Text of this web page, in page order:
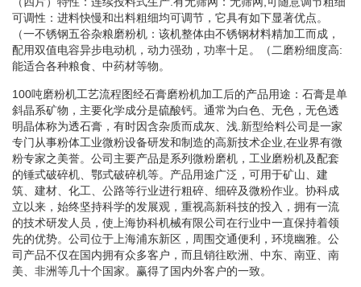
可调性：进料快慢和出料粗细均可调节，它具有如下显著优点。
（一不锈钢五谷杂粮磨粉机：该机整体由不锈钢材料精加工而成，
配用双值电容异步电动机，动力强劲，功率十足。（二磨粉细度高:
能适合各种粮食、中药材等物。
100吨磨粉机工艺流程图经石膏磨粉机加工后的产品用途：石膏是单
斜晶系矿物，主要化学成分是硫酸钙。通常为白色、无色，无色透
明晶体称为透石膏，有时因含杂质而成灰、浅.新型给料公司是一家
专门从事粉体工业微粉设备研发和制造的高新技术企业,在业界有微
粉专家之美誉。公司主要产品是系列微粉磨机，工业磨粉机及配套
的锤式破碎机、鄂式破碎机等。产品用途广泛，可用于矿山、建
筑、建材、化工、公路等行业进行粗碎、细碎及微粉作业。协科成
立以来，始终坚持科学的发展观，重视高新科技的投入，拥有一流
的技术研发人员，使上海协科机械有限公司在行业中一直保持着领
先的优势。公司位于上海浦东新区，周围交通便利，环境幽雅。公
司产品不仅在国内拥有众多客户，而且销往欧洲、中东、南亚、南
美、非洲等几十个国家。赢得了国内外客户的一致。